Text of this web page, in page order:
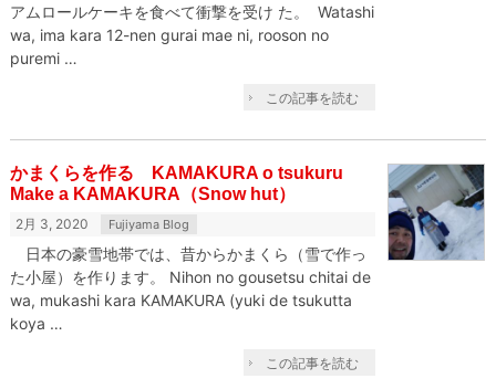
アムロールケーキを食べて衝撃を受け た。 Watashi
wa, ima kara 12-nen gurai mae ni, rooson no
puremi …
この記事を読む
かまくらを作る KAMAKURA o tsukuru
Make a KAMAKURA（Snow hut）
2月 3, 2020 Fujiyama Blog
日本の豪雪地帯では、昔からかまくら（雪で作っ
た小屋）を作ります。 Nihon no gousetsu chitai de
wa, mukashi kara KAMAKURA (yuki de tsukutta
koya …
この記事を読む